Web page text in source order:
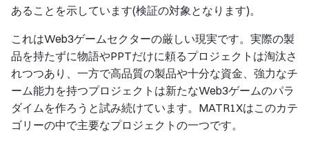
あることを示しています(検証の対象となります)。
これはWeb3ゲームセクターの厳しい現実です。実際の製
品を持たずに物語やPPTだけに頼るプロジェクトは淘汰さ
れつつあり、一方で高品質の製品や十分な資金、強力なチ
ーム能力を持つプロジェクトは新たなWeb3ゲームのパラ
ダイムを作ろうと試み続けています。MATR1Xはこのカテ
ゴリーの中で主要なプロジェクトの一つです。